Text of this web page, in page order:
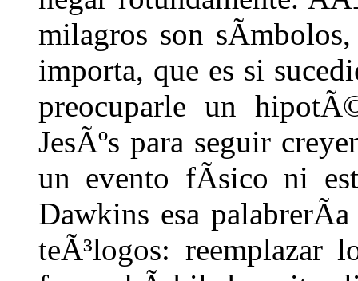
milagros son
importa, que es si
preocuparle un
JesÃºs para seguir
un evento fÃ­sico ni
Dawkins esa
teÃ³logos: reemplazar